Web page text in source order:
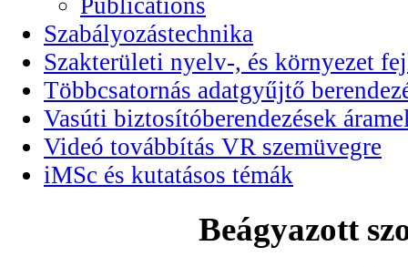
Publications
Szabályozástechnika
Szakterületi nyelv-, és környezet
Többcsatornás adatgyűjtő
Vasúti biztosítóberendezések
Videó továbbítás VR szemüvegre
iMSc és kutatásos témák
Beágyazott